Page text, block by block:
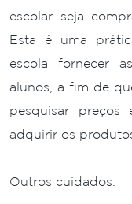
escolar seja
Esta é uma
escola fornecer
alunos, a fim de
pesquisar
adquirir os
Outros cuidados: